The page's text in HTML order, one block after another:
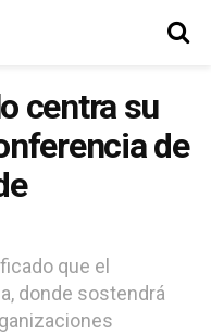
centra su
de
que el
donde sostendrá